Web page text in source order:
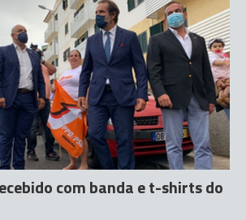
com banda e t-shirts do